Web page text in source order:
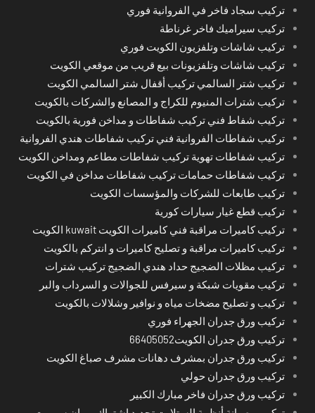
تركيب سجاد فاخر في الفروانية فوري
تركيب سيراميك فاخر غرناطة
تركيب شاشات وتلفزيون الكويت فوري
تركيب شاشات وتلفزيونات بيع قريب من موقعي الكويت
تركيب شتر السالمي تركيب أقفال شتر السالمي الكويت
تركيب شترات المنيوم للكراج و المصانع والشركات بالكويت
تركيب شفاط فني تركيب شفاطات و مداخن فورية بالكويت
تركيب شفاطات الفروانية فني تركيب شفاطات هندي الفروانية
تركيب شفاطات تهوية تركيب شفاطات مطاعم ومداخن الكويت
تركيب شفاطات حمامات تركيب شفاطات مداخن في الكويت
تركيب طابعات للشركات والمؤسسات الكويت
تركيب قطع غيار سيارات كورية
تركيب كاميرات مراقبة فني كاميرات الكويت kuwait الكويت
تركيب كاميرات مراقبة و تصليح كاميرات و انتركم بالكويت
تركيب مظلات الضجيج حداد هندي الضجيج تركيب شترات
تركيب مقويات شبكة و سيرفس للجوالات و السرداب والبر
تركيب و تصليح مضخات مياه و نوافير وشلالات بالكويت
تركيب ورق جدران الجهراء فوري
تركيب ورق جدران الكويت66405052
تركيب ورق جدران بمشرف دهانات مشرف صباغ الكويت
تركيب ورق جدران حولي
تركيب ورق جدران فاخر مبارك الكبير